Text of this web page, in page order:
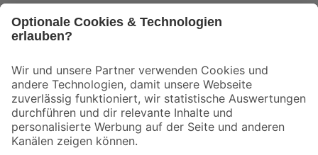
Der toom Newsletter: Keine Angebote und Aktionen mehr verpassen!
Zur Newsletter Anmeldung
Folge uns